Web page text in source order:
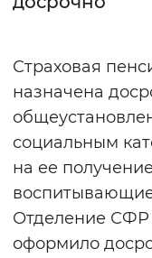
Страховая
назначена
социальным
на ее
Отделение СФР
оформило